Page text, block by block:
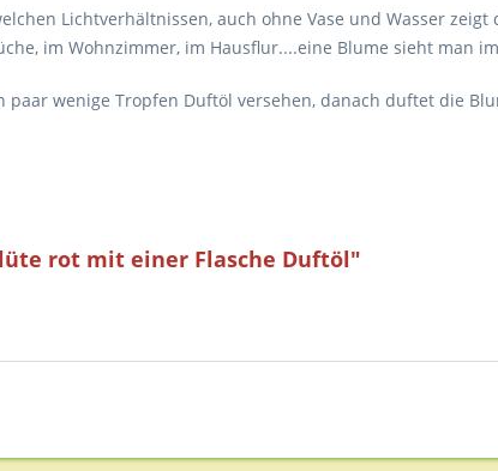
Lichtverhältnissen, auch ohne Vase und Wasser
im Wohnzimmer, im Hausflur....eine Blume sieht man
paar wenige Tropfen Duftöl versehen, danach duftet die
rot mit einer Flasche Duftöl"